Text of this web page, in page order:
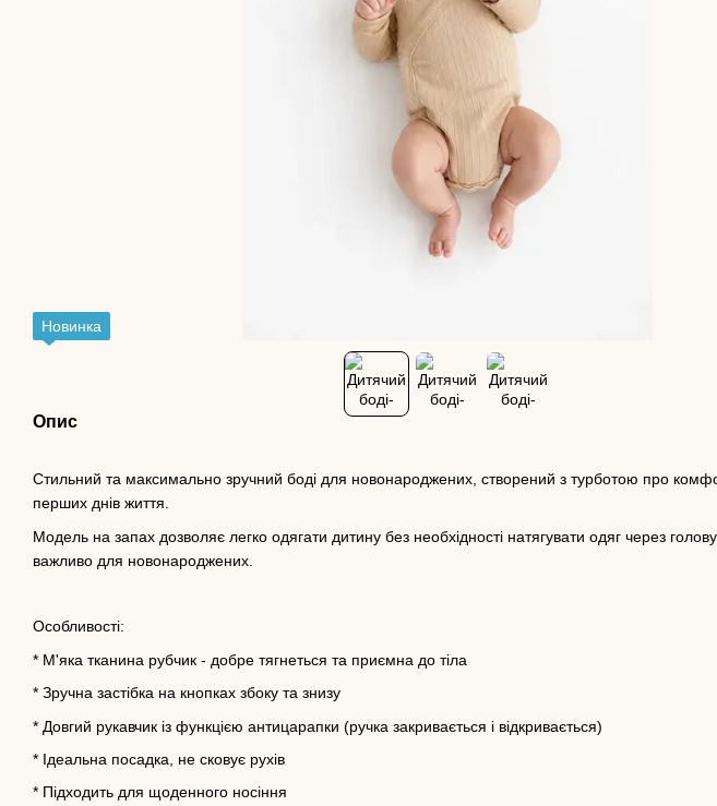
Новинка
Опис
Стильний та максимально зручний боді для новонароджених, створений з турботою про
перших днів життя.
Модель на запах дозволяє легко одягати дитину без необхідності натягувати одяг через
важливо для новонароджених.
Особливості:
* М'яка тканина рубчик - добре тягнеться та приємна до тіла
* Зручна застібка на кнопках збоку та знизу
* Довгий рукавчик із функцією антицарапки (ручка закривається і відкривається)
* Ідеальна посадка, не сковує рухів
* Підходить для щоденного носіння